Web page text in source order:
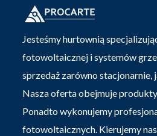
Jesteśmy hurtownią
fotowoltaicznej i systemów
sprzedaż zarówno stacjonarnie,
Nasza oferta obejmuje
Ponadto wykonujemy
fotowoltaicznych. Kierujemy